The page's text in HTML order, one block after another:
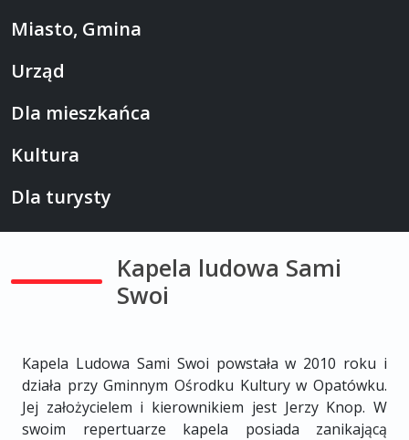
Miasto, Gmina
Urząd
Dla mieszkańca
Kultura
Dla turysty
Kapela ludowa Sami
Swoi
Kapela Ludowa Sami Swoi powstała w 2010 roku i
działa przy Gminnym Ośrodku Kultury w Opatówku.
Jej założycielem i kierownikiem jest Jerzy Knop. W
swoim repertuarze kapela posiada zanikającą